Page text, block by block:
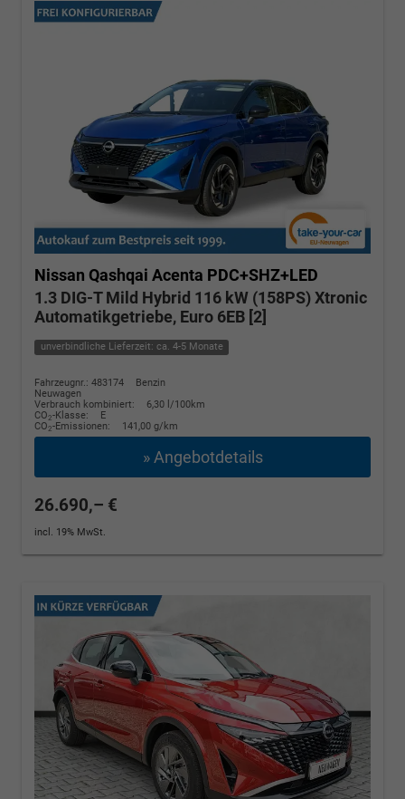
Nissan Qashqai Acenta PDC+SHZ+LED
1.3 DIG-T Mild Hybrid 116 kW (158PS) Xtronic
Automatikgetriebe, Euro 6EB [2]
unverbindliche Lieferzeit: ca. 4-5 Monate
Fahrzeugnr.: 483174
Benzin
Neuwagen
Verbrauch kombiniert:
6,30 l/100km
CO2-Klasse:
E
CO2-Emissionen: 141,00 g/km
» Angebotdetails
26.690,– €
incl. 19% MwSt.